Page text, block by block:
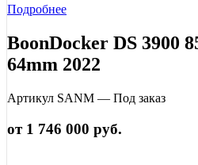
Подробнее
BoonDocker DS 3900
64mm 2022
Артикул SANM — Под заказ
от 1 746 000 руб.